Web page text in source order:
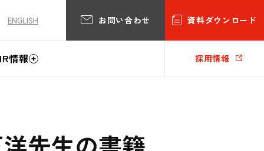
ENGLISH お問い合わせ 資料ダウンロード
IR情報 採用情報